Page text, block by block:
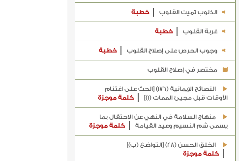
الذنوب تميت القلوب خطبة
غربة القلوب خطبة
وجوب الحرص على إصلاح القلوب خطبة
مختصر في إصلاح القلوب
النصائح الإيمانية (176) [الحث على اغتنام
الأوقات قبل مجيئ الممات (1)]
كلمة موجزة
منهاج السلامة في النهي عن الاحتفال بما
يسمى شم النسيم وعيد القيامة
كلمة موجزة
الخلق الحسن (28) [التواضع (ب)]
كلمة موجزة